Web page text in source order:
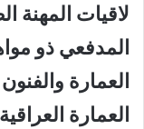
لاقيات المهنة
المدفعي ذو
العمارة
العمارة